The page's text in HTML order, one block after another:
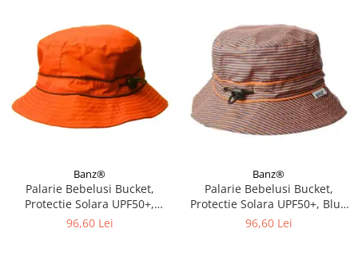
Banz®
Palarie Bebelusi Bucket,
Protectie Solara UPF50+,
Orange, Diverse marimi
96,60 Lei
Banz®
Palarie Bebelusi Bucket,
Protectie Solara UPF50+, Blue
Orange Stripe, Diverse marimi
96,60 Lei